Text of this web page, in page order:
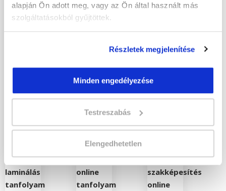
alapján Ön adott meg, vagy az Ön által használt más
szolgáltatásokból gyűjtöttek.
Részletek megjelenítése
Minden engedélyezése
Testreszabás
Elengedhetetlen
és divat
Szemöldök
laminálás
tanfolyam
Ingatlanszakmai
tanfolyamaink
Társasházkezelő
szakképesítés
online
tanfolyam
tanfolyamaink
asszisztens
szakképesítés
online